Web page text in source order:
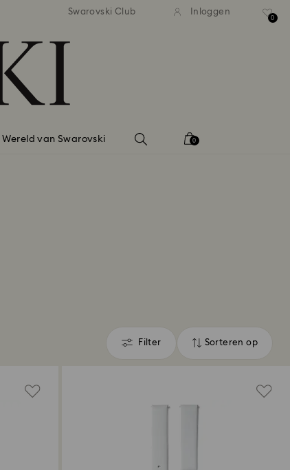
vanaf EUR 99 Gratis standaardverzending
Swarovski Club Inloggen
0
Wereld van Swarovski 0
Filter
Filter Sorteren op
Sorteren